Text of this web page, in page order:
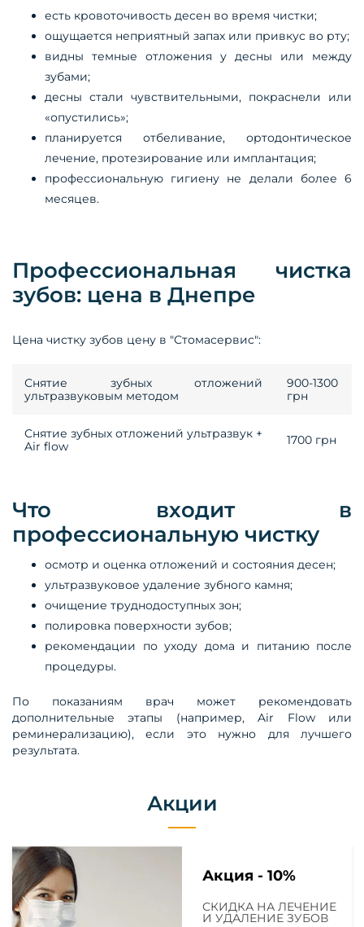
есть кровоточивость десен во время чистки;
ощущается неприятный запах или привкус во рту;
видны темные отложения у десны или между
зубами;
десны стали чувствительными, покраснели или
«опустились»;
планируется отбеливание, ортодонтическое
лечение, протезирование или имплантация;
профессиональную гигиену не делали более 6
месяцев.
Профессиональная чистка
зубов: цена в Днепре
Цена чистку зубов цену в "Стомасервис":
Снятие зубных отложений
ультразвуковым методом
900-1300
грн
Снятие зубных отложений ультразвук +
Air flow
1700 грн
Что входит в
профессиональную чистку
осмотр и оценка отложений и состояния десен;
ультразвуковое удаление зубного камня;
очищение труднодоступных зон;
полировка поверхности зубов;
рекомендации по уходу дома и питанию после
процедуры.
По показаниям врач может рекомендовать
дополнительные этапы (например, Air Flow или
реминерализацию), если это нужно для лучшего
результата.
Акции
Акция - 10%
СКИДКА НА ЛЕЧЕНИЕ
И УДАЛЕНИЕ ЗУБОВ